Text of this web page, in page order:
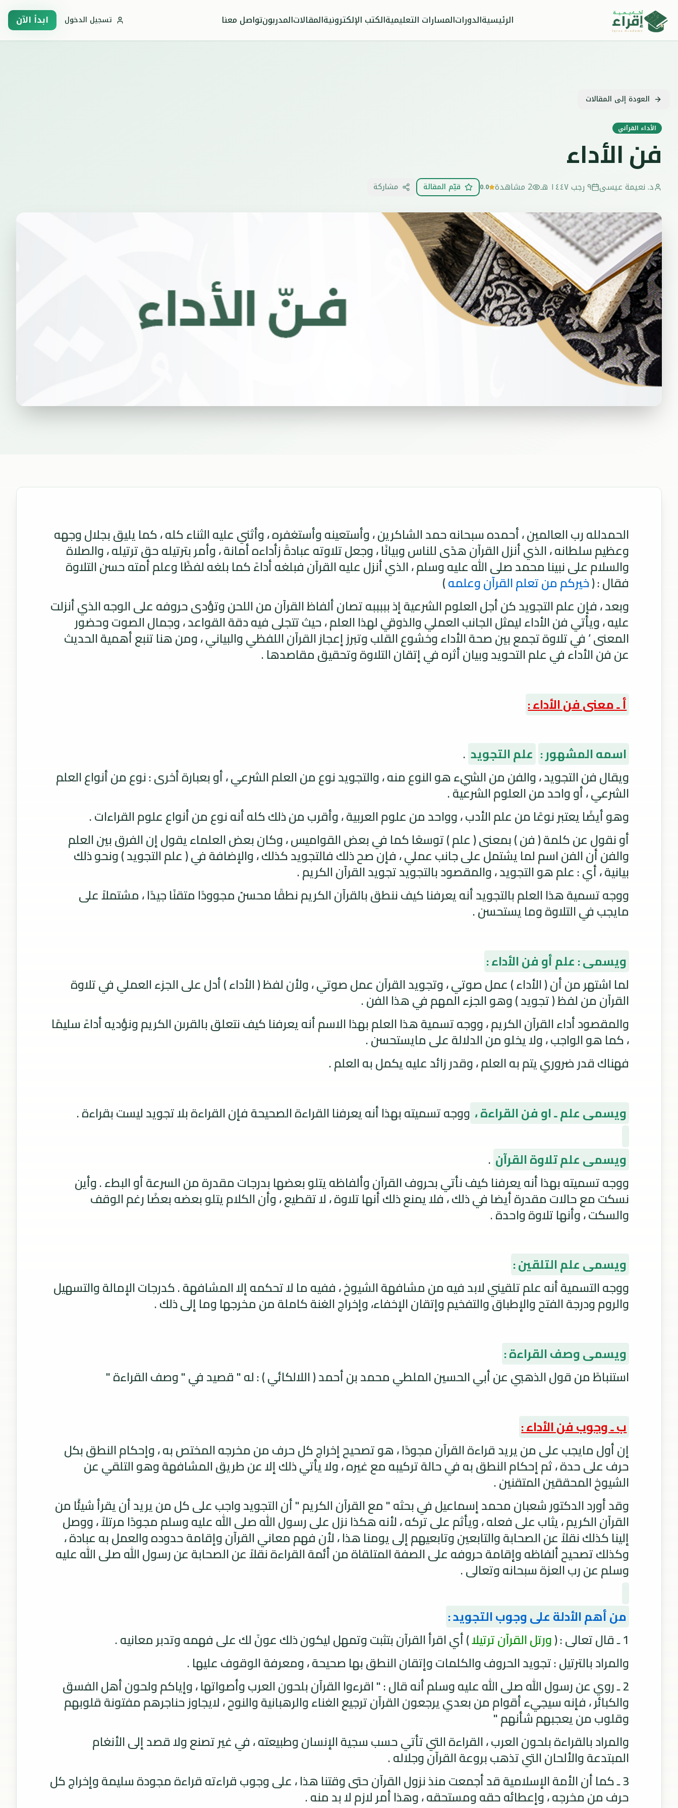
الرئيسيةالدوراتالمسارات التعليميةالكتب الإلكترونيةالمقالاتالمدربونتواصل معنا تسجيل الدخول ابدأ الآن
العودة إلى المقالات
الأداء القرآني
فن الأداء
د. نعيمة عيسى ٩ رجب ١٤٤٧ هـ 2 مشاهدة 0.0 قيّم المقالة مشاركة
الحمدلله رب العالمين ، أحمده سبحانه حمد الشاكرين ، وأستعينه وأستغفره ، وأثني عليه الثناء كله ، كما يليق بجلال وجهه
وعظيم سلطانه ، الذي أنزل القرآن هدًى للناس وبيانًا ، وجعل تلاوته عبادةً زأداءه أمانة ، وأمر بترتيله حق ترتيله ، والصلاة
والسلام على نبينا محمد صلى الله عليه وسلم ، الذي أنزل عليه القرآن فبلغه أداءً كما بلغه لفظًا وعلم أمته حسن التلاوة
فقال : (خيركم من تعلم القرآن وعلمه)
وبعد ، فإن علم التجويد كن أجل العلوم الشرعية إذ بببببه تصان ألفاظ القرآن من اللحن وتؤدى حروفه على الوجه الذي أنزلت
عليه ، ويأتي فن الأداء ليمثل الجانب العملي والذوقي لهذا العلم ، حيث تتجلى فيه دقة القواعد ، وجمال الصوت وحضور
المعنى ‘ في تلاوة تجمع بين صحة الأداء وخشوع القلب وتبرز إعجاز القرآن اللفظي والبياني ، ومن هنا تنبع أهمية الحديث
عن فن الأداء في علم التحويد وبيان أثره في إتقان التلاوة وتحقيق مقاصدها .
أ ـ معنى فن الأداء :
اسمه المشهور : علم التجويد .
ويقال فن التجويد ، والفن من الشيء هو النوع منه ، والتجويد نوع من العلم الشرعي ، أو بعبارة أخرى : نوع من أنواع العلم
الشرعي ، أو واحد من العلوم الشرعية .
وهو أيضًا يعتبر نوعًا من علم الأدب ، وواحد من علوم العربية ، وأقرب من ذلك كله أنه نوع من أنواع علوم القراءات .
أو نقول عن كلمة ( فن ) بمعنى ( علم ) توسعًا كما في بعض القواميس ، وكان بعض العلماء يقول إن الفرق بين العلم
والفن أن الفن اسم لما يشتمل على جانب عملي ، فإن صح ذلك فالتجويد كذلك ، والإضافة في ( علم التجويد ) ونحو ذلك
بيانية ، أي : علم هو التجويد ، والمقصود بالتجويد تجويد القرآن الكريم .
ووجه تسمية هذا العلم بالتجويد أنه يعرفنا كيف ننطق بالقرآن الكريم نطقًا محسنً مجوودًا متقنًا جيدًا ، مشتملاً على
مايجب في التلاوة وما يستحسن .
ويسمى : علم أو فن الأداء :
لما اشتهر من أن ( الأداء ) عمل صوتي ، وتجويد القرآن عمل صوتي ، ولأن لفظ ( الأداء ) أدل على الجزء العملي في تلاوة
القرآن من لفظ ( تجويد ) وهو الجزء المهم في هذا الفن .
والمقصود أداء القرآن الكريم ، ووجه تسمية هذا العلم بهذا الاسم أنه يعرفنا كيف نتعلق بالقرىن الكريم ونؤديه أداءً سليمًا
، كما هو الواجب ، ولا يخلو من الدلالة على مايستحسن .
فهناك قدر ضروري يتم به العلم ، وقدر زائد عليه يكمل به العلم .
ويسمى علم ـ او فن القراءة ، ووجه تسميته بهذا أنه يعرفنا القراءة الصحيحة فإن القراءة بلا تجويد ليست بقراءة .
ويسمى علم تلاوة القرآن .
ووجه تسميته بهذا أنه يعرفنا كيف نأتي بحروف القرآن وألفاظه يتلو بعضها بدرجات مقدرة من السرعة أو البطء . وأين
نسكت مع حالات مقدرة أيضا في ذلك ، فلا يمنع ذلك أنها تلاوة ، لا تقطيع ، وأن الكلام يتلو بعضه بعضًا رغم الوقف
والسكت ، وأنها تلاوة واحدة .
ويسمى علم التلقين :
ووجه التسمية أنه علم تلقيني لابد فيه من مشافهة الشيوخ ، ففيه ما لا تحكمه إلا المشافهة . كدرجات الإمالة والتسهيل
والروم ودرجة الفتح والإطباق والتفخيم وإتقان الإخفاء، وإخراج الغنة كاملة من مخرجها وما إلى ذلك .
ويسمى وصف القراءة :
استنباطً من قول الذهبي عن أبي الحسين الملطي محمد بن أحمد ( اللالكائي ) : له " قصيد في " وصف القراءة "
ب ـ وجوب فن الأداء :
إن أول مايجب على من يريد قراءة القرآن مجودًا ، هو تصحيح إخراج كل حرف من مخرجه المختص به ، وإحكام النطق بكل
حرف على حدة ، ثم إحكام النطق به في حالة تركيبه مع غيره ، ولا يأتي ذلك إلا عن طريق المشافهة وهو التلقي عن
الشيوخ المحققين المتقنين .
وقد أورد الدكتور شعبان محمد إسماعيل في بحثه " مع القرآن الكريم " أن التجويد واجب على كل من يريد أن يقرأ شيئًا من
القرآن الكريم ، يثاب على فعله ، ويأثم على تركه ، لأنه هكذا نزل على رسول الله صلى الله عليه وسلم مجودًا مرتلاً ، ووصل
إلينا كذلك نقلاً عن الصحابة والتابعين وتابعيهم إلى يومنا هذا ، لأن فهم معاني القرآن وإقامة حدوده والعمل به عبادة ،
وكذلك تصحيح ألفاظه وإقامة حروفه على الصفة المتلقاة من أئمة القراءة نقلاً عن الصحابة عن رسول الله صلى الله عليه
وسلم عن رب العزة سبحانه وتعالى .
من أهم الأدلة على وجوب التجويد :
1 ـ قال تعالى : (
ورتل القرآن ترتيلا) أي اقرأ القرآن بتثبت وتمهل ليكون ذلك عونً لك على فهمه وتدبر معانيه .
والمراد بالترتيل : تجويد الحروف والكلمات وإتقان النطق بها صحيحة ، ومعرفة الوقوف عليها .
2 ـ روي عن رسول الله صلى الله عليه وسلم أنه قال : " اقرءوا القرآن بلحون العرب وأصواتها ، وإياكم ولحون أهل الفسق
والكبائر ، فإنه سيجيء أقوام من بعدي يرجعون القرآن ترجيع الغناء والرهبانية والنوح ، لايجاوز حناجرهم مفتونة قلوبهم
وقلوب من يعجبهم شأنهم "
والمراد بالقراءة بلحون العرب ، القراءة التي تأتي حسب سجية الإنسان وطبيعته ، في غير تصنع ولا قصد إلى الأنغام
المبتدعة والألحان التي تذهب بروعة القرآن وجلاله .
3 ـ كما أن الأمة الإسلامية قد أجمعت منذ نزول القرآن حتى وقتنا هذا ، على وجوب قراءته قراءة مجودة سليمة وإخراج كل
حرف من مخرجه ، وإعطائه حقه ومستحقه ، وهذا أمر لازم لا بد منه .